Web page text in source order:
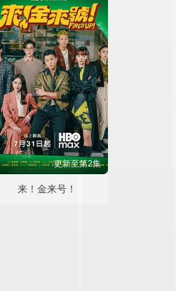
更新至第2集
来！金来号！